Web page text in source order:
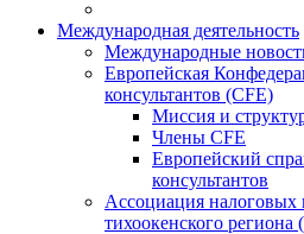
Международная деятельность
Международные
Европейская
консультантов (CFE)
Миссия и
Члены CFE
Европейский
консультантов
Ассоциация налоговых
тихоокенского